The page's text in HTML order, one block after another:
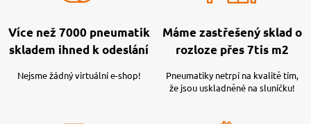
Více než 7000 pneumatik
skladem ihned k odeslání
Nejsme žádný virtuální e-shop!
Máme zastřešený sklad o
rozloze přes 7tis m2
Pneumatiky netrpí na kvalitě tím,
že jsou uskladněné na sluníčku!